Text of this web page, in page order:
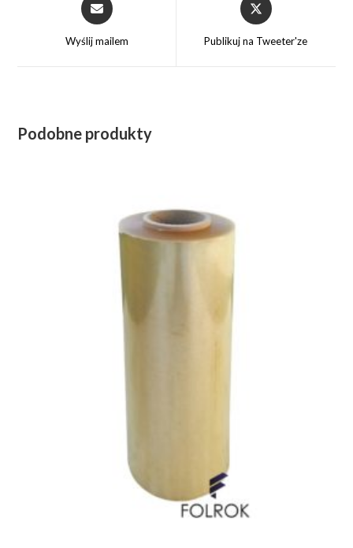
in
new
Wyślij mailem
in
new
Publikuj na Tweeter'ze
Podobne produkty